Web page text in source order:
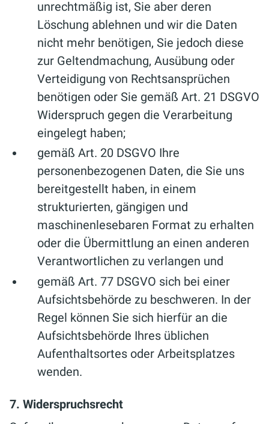
unrechtmäßig ist, Sie aber deren
Löschung ablehnen und wir die Daten
nicht mehr benötigen, Sie jedoch diese
zur Geltendmachung, Ausübung oder
Verteidigung von Rechtsansprüchen
benötigen oder Sie gemäß Art. 21 DSGVO
Widerspruch gegen die Verarbeitung
eingelegt haben;
gemäß Art. 20 DSGVO Ihre
personenbezogenen Daten, die Sie uns
bereitgestellt haben, in einem
strukturierten, gängigen und
maschinenlesebaren Format zu erhalten
oder die Übermittlung an einen anderen
Verantwortlichen zu verlangen und
gemäß Art. 77 DSGVO sich bei einer
Aufsichtsbehörde zu beschweren. In der
Regel können Sie sich hierfür an die
Aufsichtsbehörde Ihres üblichen
Aufenthaltsortes oder Arbeitsplatzes
wenden.
7. Widerspruchsrecht